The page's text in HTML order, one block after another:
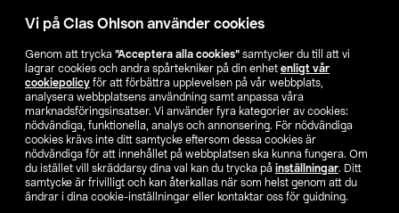
Vi på Clas Ohlson använder cookies
Genom att trycka ”Acceptera alla cookies” samtycker du till att vi
lagrar cookies och andra spårtekniker på din enhet enligt vår
cookiepolicy för att förbättra upplevelsen på vår webbplats,
analysera webbplatsens användning samt anpassa våra
marknadsföringsinsatser. Vi använder fyra kategorier av cookies:
nödvändiga, funktionella, analys och annonsering. För nödvändiga
cookies krävs inte ditt samtycke eftersom dessa cookies är
nödvändiga för att innehållet på webbplatsen ska kunna fungera. Om
du istället vill skräddarsy dina val kan du trycka på inställningar. Ditt
samtycke är frivilligt och kan återkallas när som helst genom att du
ändrar i dina cookie-inställningar eller kontaktar oss för guidning.
Aktuellt
Våra bolag
Hitta butik
SE NO FI